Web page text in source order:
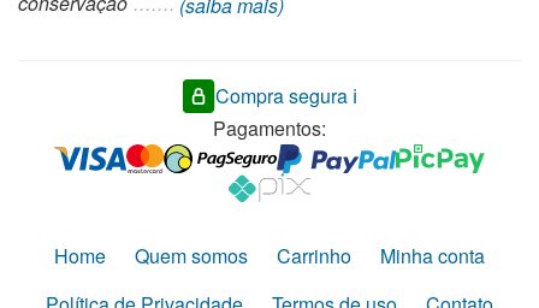
(saiba mais)
Compra segura ℹ️
Pagamentos:
Home Quem somos Carrinho
Minha conta